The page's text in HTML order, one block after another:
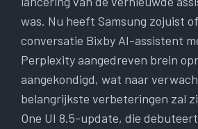
was. Nu heeft Samsung zojuist
conversatie Bixby AI-assistent
Perplexity aangedreven brein
aangekondigd, wat naar
belangrijkste verbeteringen zal
One UI 8.5-update, die